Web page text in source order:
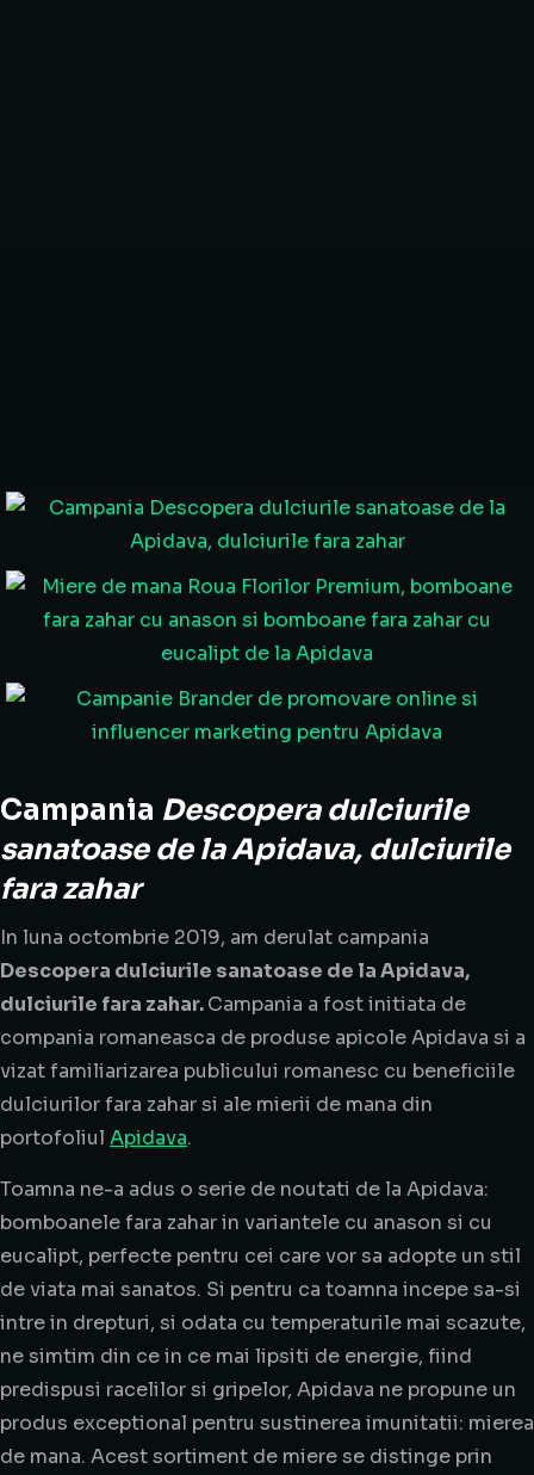
Campania Descopera dulciurile
sanatoase de la Apidava, dulciurile
fara zahar
In luna octombrie 2019, am derulat campania
Descopera dulciurile sanatoase de la Apidava,
dulciurile fara zahar.Campania a fost initiata de
compania romaneasca de produse apicole Apidava si a
vizat familiarizarea publicului romanesc cu beneficiile
dulciurilor fara zahar si ale mierii de mana din
portofoliul Apidava.
Toamna ne-a adus o serie de noutati de la Apidava:
bomboanele fara zahar in variantele cu anason si cu
eucalipt, perfecte pentru cei care vor sa adopte un stil
de viata mai sanatos. Si pentru ca toamna incepe sa-si
intre in drepturi, si odata cu temperaturile mai scazute,
ne simtim din ce in ce mai lipsiti de energie, fiind
predispusi racelilor si gripelor, Apidava ne propune un
produs exceptional pentru sustinerea imunitatii: mierea
de mana. Acest sortiment de miere se distinge prin